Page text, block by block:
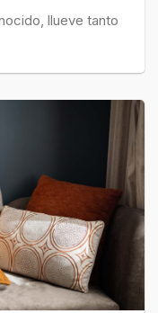
llueve tanto